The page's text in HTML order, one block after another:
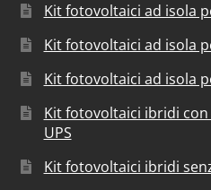
Kit fotovoltaici ad isola
Kit fotovoltaici ad isola
Kit fotovoltaici ad isola
Kit fotovoltaici ibridi
UPS
Kit fotovoltaici ibridi